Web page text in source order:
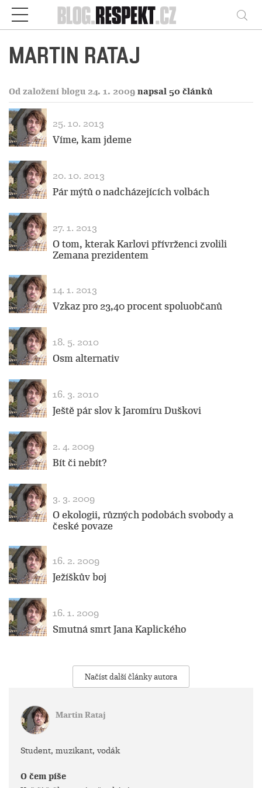
Respekt
MARTIN RATAJ
Od založení blogu 24. 1. 2009 napsal 50 článků
25. 10. 2013
Víme, kam jdeme
20. 10. 2013
Pár mýtů o nadcházejících volbách
27. 1. 2013
O tom, kterak Karlovi přívrženci zvolili
Zemana prezidentem
14. 1. 2013
Vzkaz pro 23,40 procent spoluobčanů
18. 5. 2010
Osm alternativ
16. 3. 2010
Ještě pár slov k Jaromíru Duškovi
2. 4. 2009
Bít či nebít?
3. 3. 2009
O ekologii, různých podobách svobody a
české povaze
16. 2. 2009
Ježíškův boj
16. 1. 2009
Smutná smrt Jana Kaplického
Načíst další články autora
Martin Rataj
Student, muzikant, vodák
O čem píše